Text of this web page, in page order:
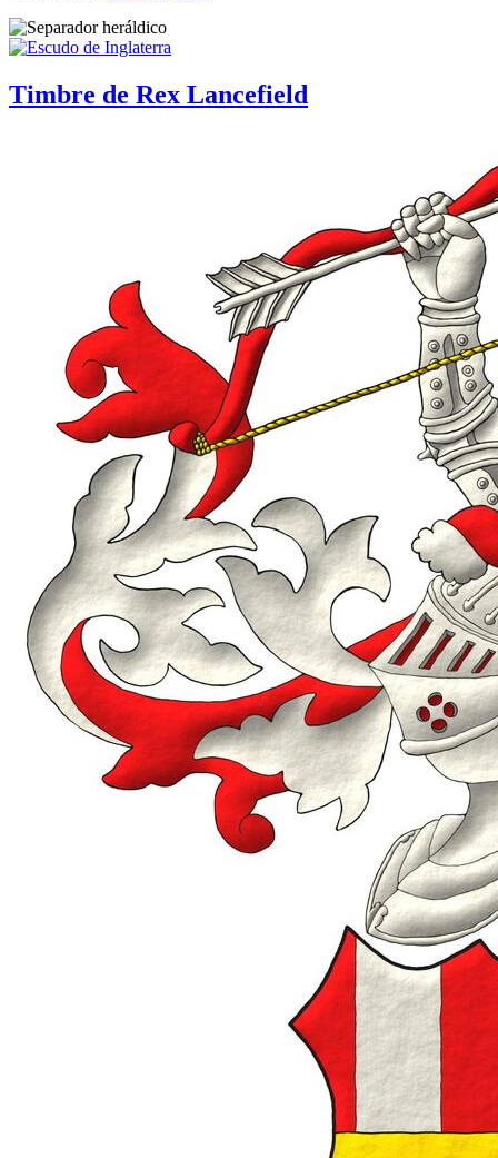
Timbre de Rex Lancefield